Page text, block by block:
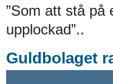
”Som att stå på
upplockad”..
Guldbolaget